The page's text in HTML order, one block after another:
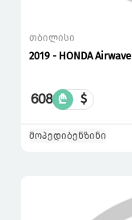
თბილისი
2019 - HONDA Airwave
608 ₾ $
მოპედიბენზინი